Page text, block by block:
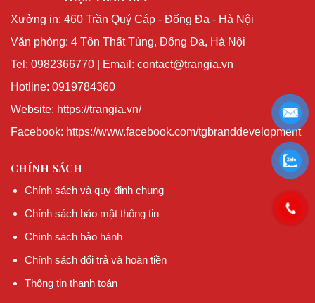
Xưởng in: 460 Trần Quý Cáp - Đống Đa - Hà Nội
Văn phòng: 4 Tôn Thất Tùng, Đống Đa, Hà Nội
Tel: 0982366770 | Email: contact@trangia.vn
Hotline: 0919784360
Website: https://trangia.vn/
Facebook: https://www.facebook.com/tgbranddevelopment
CHÍNH SÁCH
Chính sách và quy định chung
Chính sách bảo mật thông tin
Chính sách bảo hành
Chính sách đổi trả và hoàn tiền
Thông tin thanh toán